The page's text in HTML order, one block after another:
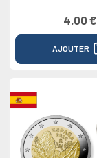
4.00 €
AJOUTER